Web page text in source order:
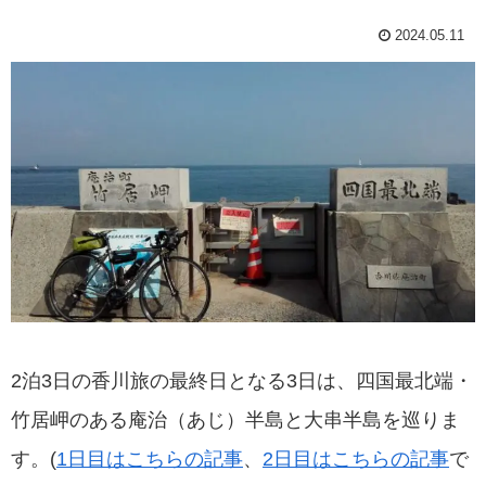
2024.05.11
2泊3日の香川旅の最終日となる3日は、四国最北端・
竹居岬のある庵治（あじ）半島と大串半島を巡りま
す。(1日目はこちらの記事、 2日目はこちらの記事で